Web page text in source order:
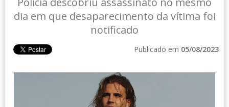
dia em que desaparecimento da vítima foi
notificado
Publicado em 05/08/2023